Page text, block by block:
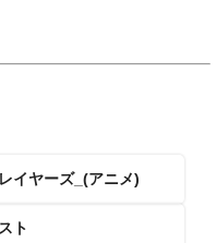
イヤーズ_(アニメ)
ト